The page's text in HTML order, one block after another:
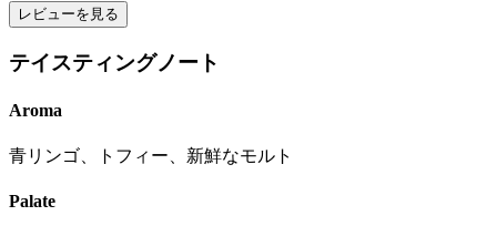
レビューを見る
テイスティングノート
Aroma
青リンゴ、トフィー、新鮮なモルト
Palate